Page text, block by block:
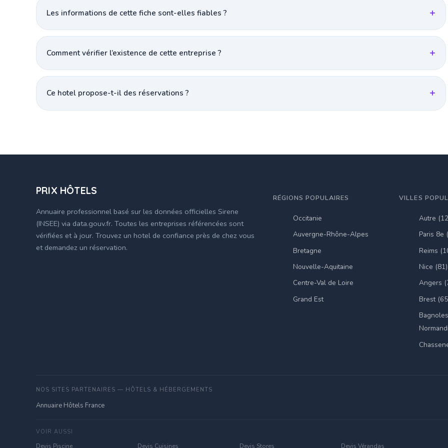
Les informations de cette fiche sont-elles fiables ?
Comment vérifier l’existence de cette entreprise ?
Ce hotel propose-t-il des réservations ?
PRIX HÔTELS
Annuaire professionnel basé sur les données officielles Sirene
(INSEE) via data.gouv.fr. Toutes les entreprises référencées sont
vérifiées et à jour. Trouvez un hotel de confiance près de chez vous
et demandez un réservation.
RÉGIONS POPULAIRES
Occitanie
Auvergne-Rhône-Alpes
Bretagne
Nouvelle-Aquitaine
Centre-Val de Loire
Grand Est
VILLES
Autre
Paris 8e
Reims
Nice (81)
Angers
Brest
NOS SITES PARTENAIRES — HÔTELS & HÉBERGEMENTS
Annuaire Hôtels France
VOIR AUSSI
Devis Piscine Devis Cuisines Devis Stores Devis Vérandas